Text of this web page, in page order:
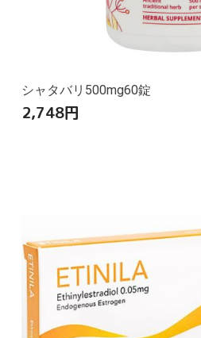
シャタバリ500mg60錠
2,748円